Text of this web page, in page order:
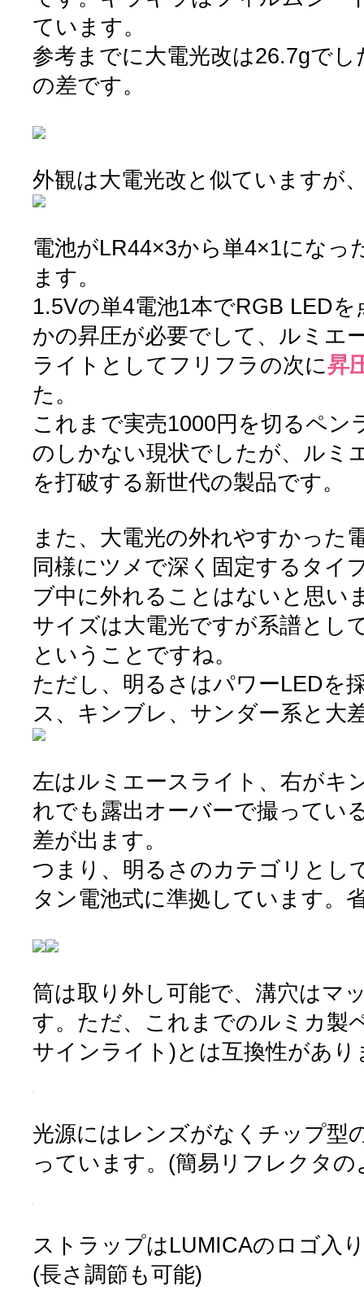
ています。
参考までに大電光改は26.7gで
の差です。
外観は大電光改と似ていますが
電池がLR44×3から単4×1になっ
ます。
1.5Vの単4電池1本でRGB LED
かの昇圧が必要でして、ルミエ
ライトとしてフリフラの次に昇
た。
これまで実売1000円を切るペン
のしかない現状でしたが、ルミ
を打破する新世代の製品です。
また、大電光の外れやすかった
同様にツメで深く固定するタイ
ブ中に外れることはないと思い
サイズは大電光ですが系譜とし
ということですね。
ただし、明るさはパワーLEDを
ス、キンブレ、サンダー系と大
左はルミエースライト、右がキ
れでも露出オーバーで撮ってい
差が出ます。
つまり、明るさのカテゴリとし
タン電池式に準拠しています。
筒は取り外し可能で、溝穴はマ
す。ただ、これまでのルミカ製
サインライト)とは互換性があ
光源にはレンズがなくチップ型
っています。(簡易リフレクタ
ストラップはLUMICAのロゴ入
(長さ調節も可能)